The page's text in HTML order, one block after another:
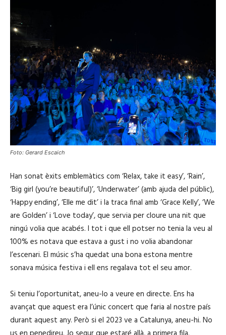
Foto: Gerard Escaich
Han sonat èxits emblemàtics com ‘Relax, take it easy’, ‘Rain’,
‘Big girl (you’re beautiful)’, ‘Underwater’ (amb ajuda del públic),
‘Happy ending’, ‘Elle me dit’ i la traca final amb ‘Grace Kelly’, ‘We
are Golden’ i ‘Love today’, que servia per cloure una nit que
ningú volia que acabés. I tot i que ell potser no tenia la veu al
100% es notava que estava a gust i no volia abandonar
l’escenari. El músic s’ha quedat una bona estona mentre
sonava música festiva i ell ens regalava tot el seu amor.
Si teniu l’oportunitat, aneu-lo a veure en directe. Ens ha
avançat que aquest era l’únic concert que faria al nostre país
durant aquest any. Però si el 2023 ve a Catalunya, aneu-hi. No